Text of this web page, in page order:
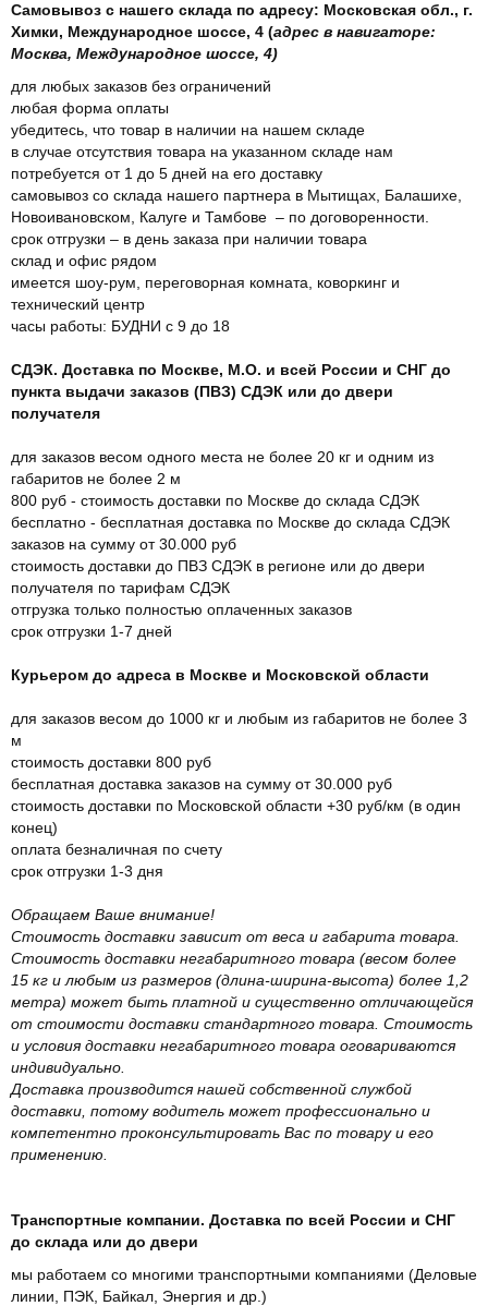
Самовывоз с нашего склада по адресу: Московская обл., г.
Химки, Международное шоссе, 4 (адрес в навигаторе:
Москва, Международное шоссе, 4)
для любых заказов без ограничений
любая форма оплаты
убедитесь, что товар в наличии на нашем складе
в случае отсутствия товара на указанном складе нам
потребуется от 1 до 5 дней на его доставку
самовывоз со склада нашего партнера в Мытищах, Балашихе,
Новоивановском, Калуге и Тамбове – по договоренности.
срок отгрузки – в день заказа при наличии товара
склад и офис рядом
имеется шоу-рум, переговорная комната, коворкинг и
технический центр
часы работы: БУДНИ с 9 до 18
СДЭК. Доставка по Москве, М.О. и всей России и СНГ до
пункта выдачи заказов (ПВЗ) СДЭК или до двери
получателя
для заказов весом одного места не более 20 кг и одним из
габаритов не более 2 м
800 руб - стоимость доставки по Москве до склада СДЭК
бесплатно - бесплатная доставка по Москве до склада СДЭК
заказов на сумму от 30.000 руб
стоимость доставки до ПВЗ СДЭК в регионе или до двери
получателя по тарифам СДЭК
отгрузка только полностью оплаченных заказов
срок отгрузки 1-7 дней
Курьером до адреса в Москве и Московской области
для заказов весом до 1000 кг и любым из габаритов не более 3
м
стоимость доставки 800 руб
бесплатная доставка заказов на сумму от 30.000 руб
стоимость доставки по Московской области +30 руб/км (в один
конец)
оплата безналичная по счету
срок отгрузки 1-3 дня
Обращаем Ваше внимание!
Стоимость доставки зависит от веса и габарита товара.
Стоимость доставки негабаритного товара (весом более
15 кг и любым из размеров (длина-ширина-высота) более 1,2
метра) может быть платной и существенно отличающейся
от стоимости доставки стандартного товара. Стоимость
и условия доставки негабаритного товара оговариваются
индивидуально.
Доставка производится нашей собственной службой
доставки, потому водитель может профессионально и
компетентно проконсультировать Вас по товару и его
применению.
Транспортные компании. Доставка по всей России и СНГ
до склада или до двери
мы работаем со многими транспортными компаниями (Деловые
линии, ПЭК, Байкал, Энергия и др.)